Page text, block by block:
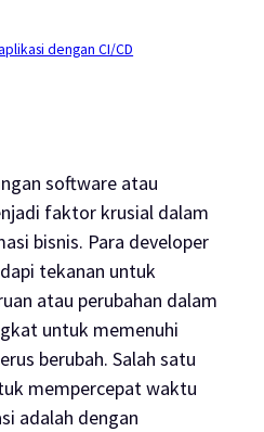
dengan CI/CD
software atau
faktor krusial dalam
bisnis. Para developer
tekanan untuk
atau perubahan dalam
untuk memenuhi
berubah. Salah satu
mempercepat waktu
adalah dengan